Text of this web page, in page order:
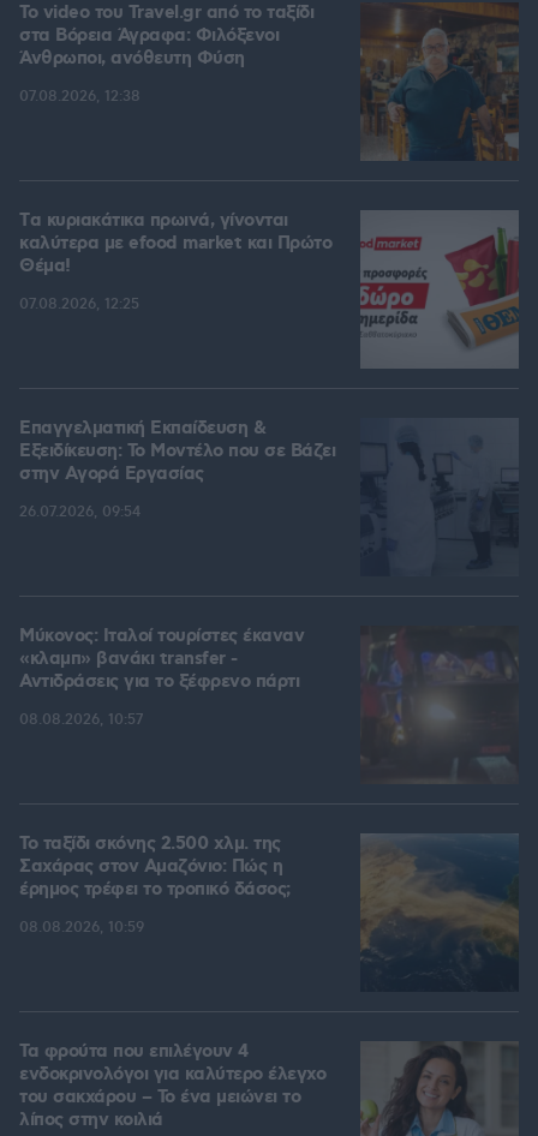
To video του Travel.gr από το ταξίδι
στα Βόρεια Άγραφα: Φιλόξενοι
Άνθρωποι, ανόθευτη Φύση
07.08.2026, 12:38
Tα κυριακάτικα πρωινά, γίνονται
καλύτερα με efood market και Πρώτο
Θέμα!
07.08.2026, 12:25
Επαγγελματική Εκπαίδευση &
Εξειδίκευση: Το Mοντέλο που σε Bάζει
στην Aγορά Eργασίας
26.07.2026, 09:54
Μύκονος: Ιταλοί τουρίστες έκαναν
«κλαμπ» βανάκι transfer -
Αντιδράσεις για το ξέφρενο πάρτι
08.08.2026, 10:57
Το ταξίδι σκόνης 2.500 χλμ. της
Σαχάρας στον Αμαζόνιο: Πώς η
έρημος τρέφει το τροπικό δάσος;
08.08.2026, 10:59
Τα φρούτα που επιλέγουν 4
ενδοκρινολόγοι για καλύτερο έλεγχο
του σακχάρου – Το ένα μειώνει το
λίπος στην κοιλιά